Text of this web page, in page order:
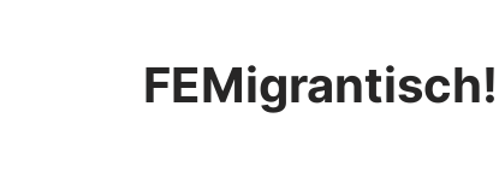
FEMigrantisch!